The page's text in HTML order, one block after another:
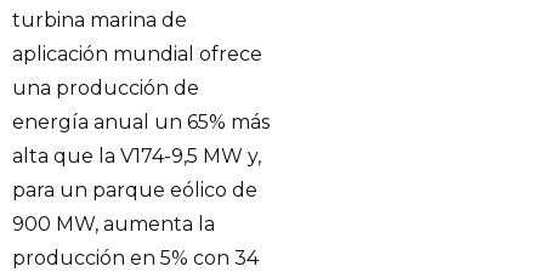
turbina marina de
aplicación mundial ofrece
una producción de
energía anual un 65% más
alta que la V174-9,5 MW y,
para un parque eólico de
900 MW, aumenta la
producción en 5% con 34